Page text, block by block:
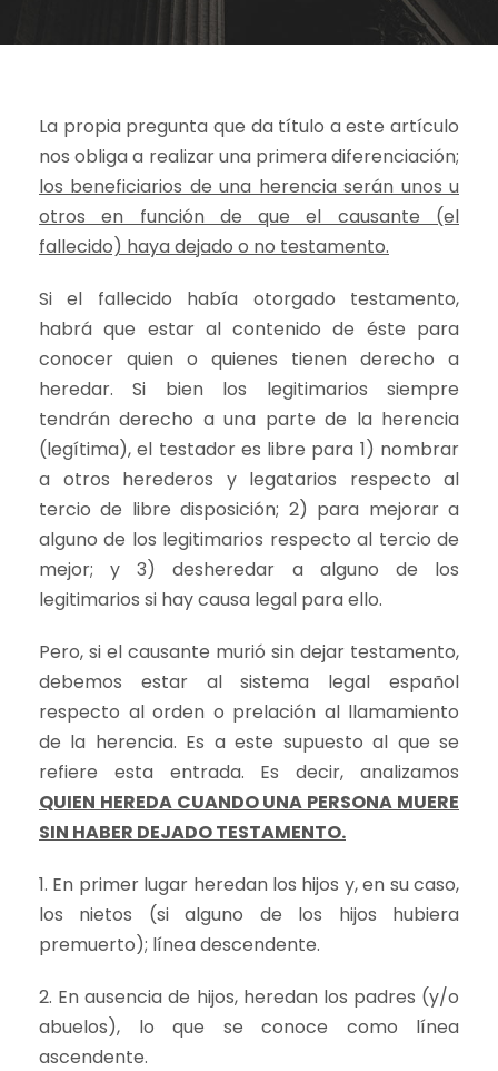
La propia pregunta que da título a este artículo
nos obliga a realizar una primera diferenciación;
los beneficiarios de una herencia serán unos u
otros en función de que el causante (el
fallecido) haya dejado o no testamento.
Si el fallecido había otorgado testamento,
habrá que estar al contenido de éste para
conocer quien o quienes tienen derecho a
heredar. Si bien los legitimarios siempre
tendrán derecho a una parte de la herencia
(legítima), el testador es libre para 1) nombrar
a otros herederos y legatarios respecto al
tercio de libre disposición; 2) para mejorar a
alguno de los legitimarios respecto al tercio de
mejor; y 3) desheredar a alguno de los
legitimarios si hay causa legal para ello.
Pero, si el causante murió sin dejar testamento,
debemos estar al sistema legal español
respecto al orden o prelación al llamamiento
de la herencia. Es a este supuesto al que se
refiere esta entrada. Es decir, analizamos
QUIEN HEREDA CUANDO UNA PERSONA MUERE
SIN HABER DEJADO TESTAMENTO.
1. En primer lugar heredan los hijos y, en su caso,
los nietos (si alguno de los hijos hubiera
premuerto); línea descendente.
2. En ausencia de hijos, heredan los padres (y/o
abuelos), lo que se conoce como línea
ascendente.